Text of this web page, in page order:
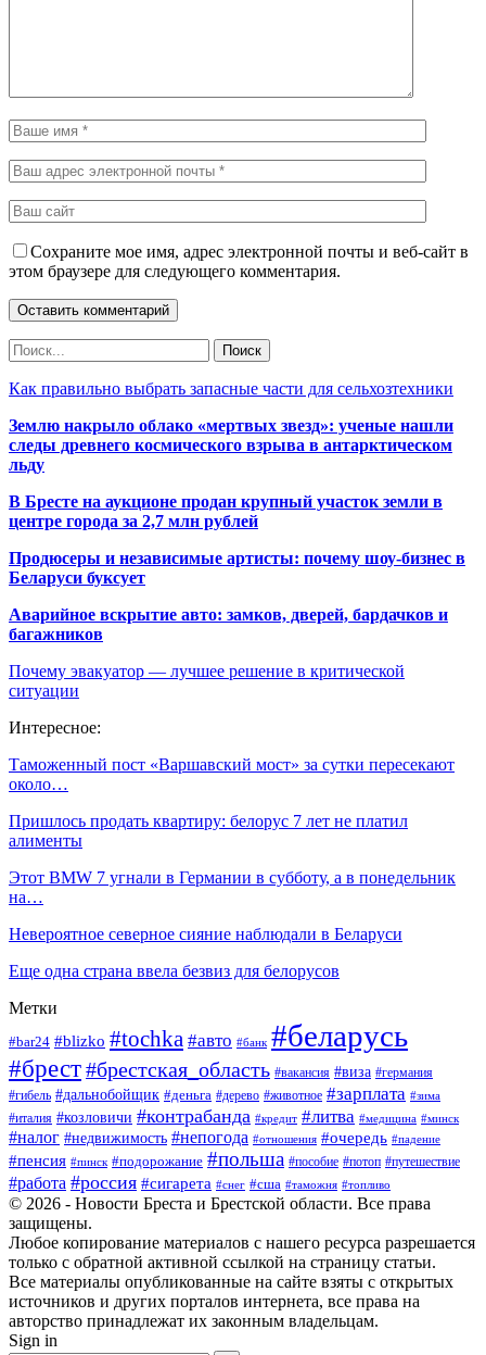
Сохраните мое имя, адрес электронной почты и веб-сайт в
этом браузере для следующего комментария.
Как правильно выбрать запасные части для сельхозтехники
Землю накрыло облако «мертвых звезд»: ученые нашли
следы древнего космического взрыва в антарктическом
льду
В Бресте на аукционе продан крупный участок земли в
центре города за 2,7 млн рублей
Продюсеры и независимые артисты: почему шоу-бизнес в
Беларуси буксует
Аварийное вскрытие авто: замков, дверей, бардачков и
багажников
Почему эвакуатор — лучшее решение в критической
ситуации
Интересное:
Таможенный пост «Варшавский мост» за сутки пересекают
около…
Пришлось продать квартиру: белорус 7 лет не платил
алименты
Этот BMW 7 угнали в Германии в субботу, а в понедельник
на…
Невероятное северное сияние наблюдали в Беларуси
Еще одна страна ввела безвиз для белорусов
Метки
#bar24 #blizko #tochka #авто #банк #беларусь
#брест#брестская_область #вакансия #виза #германия
#гибель #дальнобойщик #деньга #дерево #животное #зарплата #зима
#италия #козловичи #контрабанда #кредит #литва #медицина #минск
#налог #недвижимость #непогода #отношения #очередь #падение
#пенсия #пинск #подорожание #польша #пособие #потоп #путешествие
#работа #россия #сигарета #снег #сша #таможня #топливо
© 2026 - Новости Бреста и Брестской области. Все права
защищены.
Любое копирование материалов с нашего ресурса разрешается
только с обратной активной ссылкой на страницу статьи.
Все материалы опубликованные на сайте взяты с открытых
источников и других порталов интернета, все права на
авторство принадлежат их законным владельцам.
Sign in